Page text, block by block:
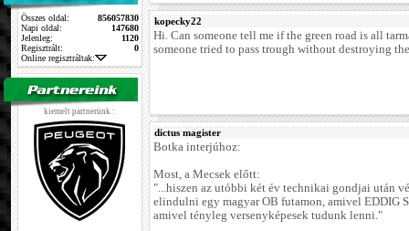
Összes oldal:
856057830
Napi oldal:
147680
Jelenleg:
1120
Regisztrált:
0
Online regisztráltak:
kiemelt partnerünk :
kopecky22
Hi. Can someone tell me if the green road is all
someone tried to pass trough without destroying
dictus magister
Botka interjúhoz:
Most, a Mecsek előtt:
"...hiszen az utóbbi két év technikai gondjai után
elindulni egy magyar OB futamon, amivel EDDIG
amivel tényleg versenyképesek tudunk lenni."